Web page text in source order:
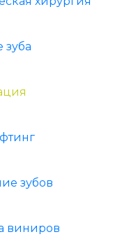
зуба
зубов
виниров